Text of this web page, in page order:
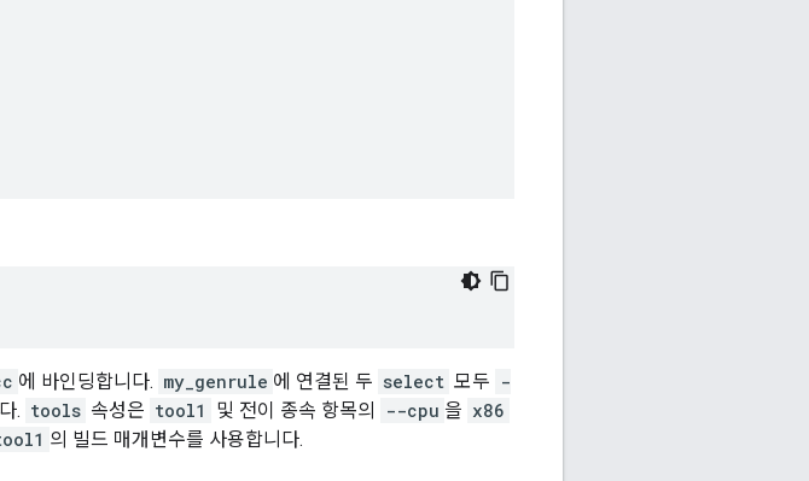
에 바인딩합니다. my_genrule 에 연결된 두 select 모두 -
. tools 속성은 tool1 및 전이 종속 항목의 --cpu 을 x86
의 빌드 매개변수를 사용합니다.